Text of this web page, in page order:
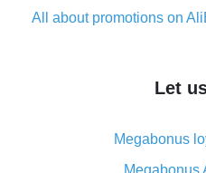
All about promotions on
What is cash back
The best place to
What is the AliExpress
its
Let
Megabonus
Megabonus